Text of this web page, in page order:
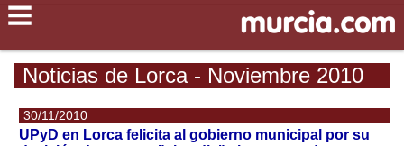
Noticias de Lorca - Noviembre 2010
30/11/2010
UPyD en Lorca felicita al gobierno municipal por su